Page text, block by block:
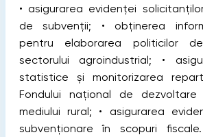
• asigurarea evidenței
de subvenţii; • obţinerea
pentru elaborarea politicilor
sectorului agroindustrial; •
statistice şi monitorizarea
Fondului național de
mediului rural; • asigurarea
subvenţionare în scopuri